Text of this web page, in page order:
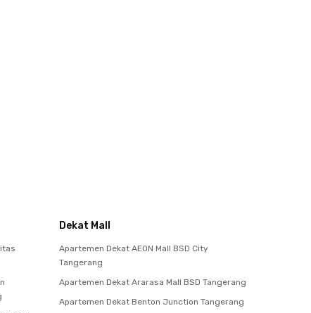
Dekat Mall
Apartemen Dekat AEON Mall BSD City
Tangerang
Apartemen Dekat Ararasa Mall BSD Tangerang
Apartemen Dekat Benton Junction Tangerang